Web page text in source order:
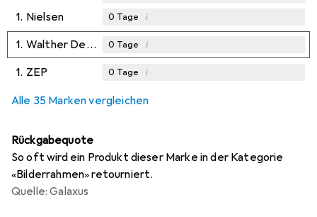
1. Nielsen 0 Tage i
1. Walther Design 0 Tage i
1. ZEP 0 Tage i
Alle 35 Marken vergleichen
Rückgabequote
So oft wird ein Produkt dieser Marke in der Kategorie
«Bilderrahmen» retourniert.
Quelle: Galaxus